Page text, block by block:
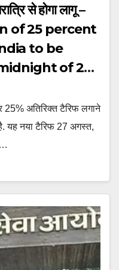
से होगा लागू –
of 25 percent
to be
of 27
अतिरिक्त टैरिफ लगाने
यह नया टैरिफ 27 अगस्त,